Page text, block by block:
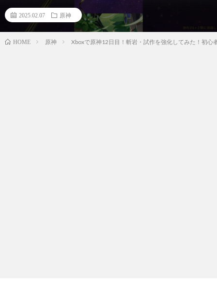
2025.02.07 原神
HOME 原神 Xboxで原神12日目！斬岩・試作を強化してみた！初心